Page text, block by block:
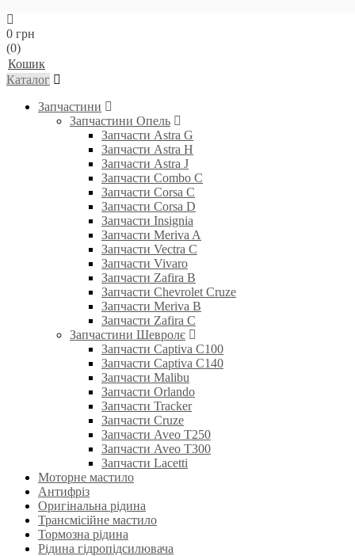
0 грн
(0)
Кошик
Каталог
Запчастини
Запчастини Опель
Запчасти Astra G
Запчасти Astra H
Запчасти Astra J
Запчасти Combo C
Запчасти Corsa C
Запчасти Corsa D
Запчасти Insignia
Запчасти Meriva A
Запчасти Vectra C
Запчасти Vivaro
Запчасти Zafira B
Запчасти Chevrolet Cruze
Запчасти Meriva B
Запчасти Zafira C
Запчастини Шевролє
Запчасти Captiva C100
Запчасти Captiva C140
Запчасти Malibu
Запчасти Orlando
Запчасти Tracker
Запчасти Cruze
Запчасти Aveo T250
Запчасти Aveo T300
Запчасти Lacetti
Моторне мастило
Антифріз
Оригінальна рідина
Трансмісійне мастило
Тормозна рідина
Рідина гідропідсилювача